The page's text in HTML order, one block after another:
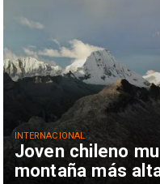
Joven chileno
montaña más
INTERNACIONAL